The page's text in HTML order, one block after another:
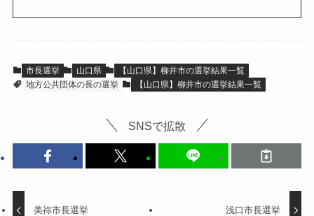
市長選挙 山口県
【山口県】柳井市の選挙結果一覧
地方公共団体の長の選挙
【山口県】柳井市の選挙結果一覧
SNSで拡散
美祢市長選挙 浅口市長選挙